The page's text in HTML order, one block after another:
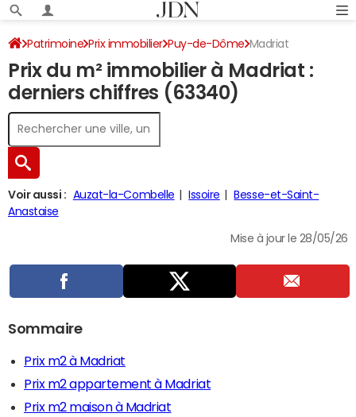
Patrimoine Prix immobilier Puy-de-Dôme Madriat
Prix du m² immobilier à Madriat :
derniers chiffres (63340)
Voir aussi : Auzat-la-Combelle Issoire
Besse-et-Saint-
Anastaise
Mise à jour le 28/05/26
Sommaire
Prix m2 à Madriat
Prix m2 appartement à Madriat
Prix m2 maison à Madriat